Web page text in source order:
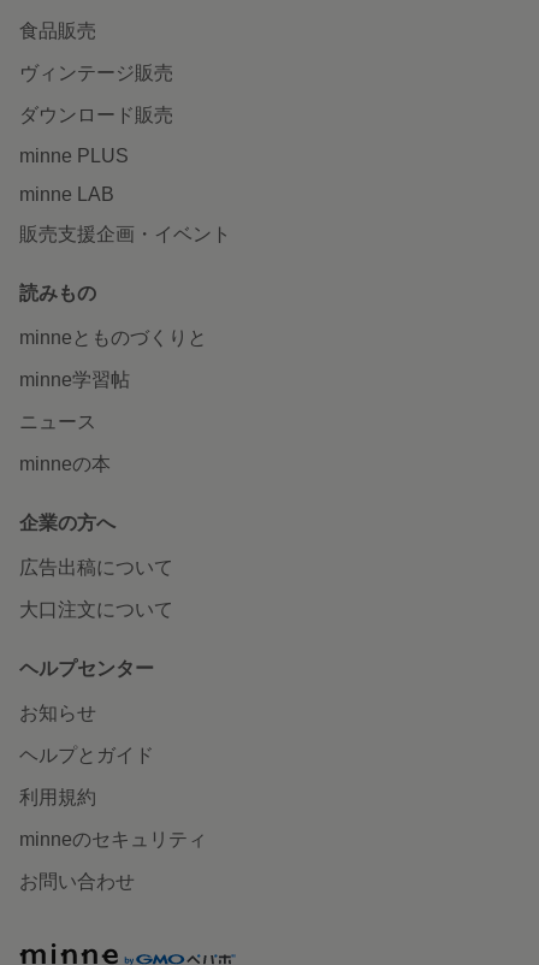
食品販売
ヴィンテージ販売
ダウンロード販売
minne PLUS
minne LAB
販売支援企画・イベント
読みもの
minneとものづくりと
minne学習帖
ニュース
minneの本
企業の方へ
広告出稿について
大口注文について
ヘルプセンター
お知らせ
ヘルプとガイド
利用規約
minneのセキュリティ
お問い合わせ